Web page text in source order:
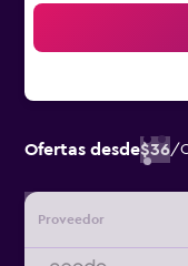
Ofertas desde$36/
Proveedor